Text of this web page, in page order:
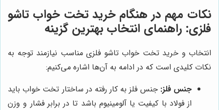
نکات مهم در هنگام خرید تخت خواب تاشو
فلزی: راهنمای انتخاب بهترین گزینه
انتخاب و خرید تخت خواب تاشو فلزی مناسب نیازمند توجه به
نکات کلیدی است که در ادامه به آن‌ها اشاره می‌کنیم:
جنس فلز: جنس فلز به کار رفته در ساختار تخت خواب باید
از فولاد با کیفیت یا آلومینیوم باشد تا در برابر فشار و وزن